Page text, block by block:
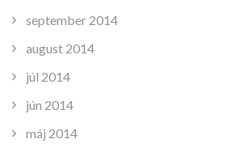
september 2014
august 2014
júl 2014
jún 2014
máj 2014